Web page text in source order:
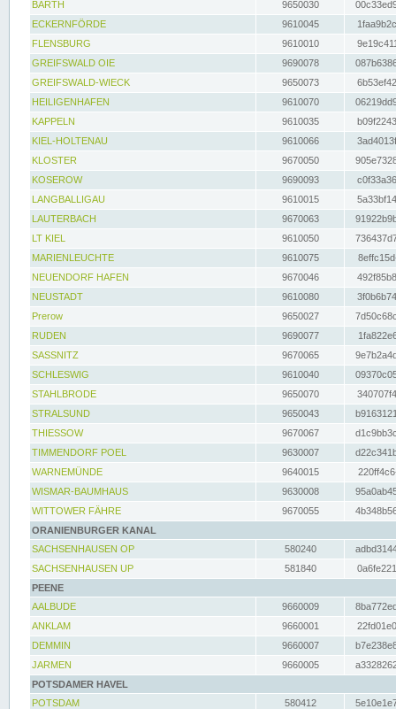
BARTH
9650030
ECKERNFÖRDE
9610045
FLENSBURG
9610010
GREIFSWALD OIE
9690078
GREIFSWALD-WIECK
9650073
HEILIGENHAFEN
9610070
KAPPELN
9610035
KIEL-HOLTENAU
9610066
KLOSTER
9670050
KOSEROW
9690093
LANGBALLIGAU
9610015
LAUTERBACH
9670063
LT KIEL
9610050
MARIENLEUCHTE
9610075
NEUENDORF HAFEN
9670046
NEUSTADT
9610080
Prerow
9650027
RUDEN
9690077
SASSNITZ
9670065
SCHLESWIG
9610040
STAHLBRODE
9650070
STRALSUND
9650043
THIESSOW
9670067
TIMMENDORF POEL
9630007
WARNEMÜNDE
9640015
WISMAR-BAUMHAUS
9630008
WITTOWER FÄHRE
9670055
ORANIENBURGER KANAL
SACHSENHAUSEN OP
580240
SACHSENHAUSEN UP
581840
PEENE
AALBUDE
9660009
ANKLAM
9660001
DEMMIN
9660007
JARMEN
9660005
POTSDAMER HAVEL
POTSDAM
580412